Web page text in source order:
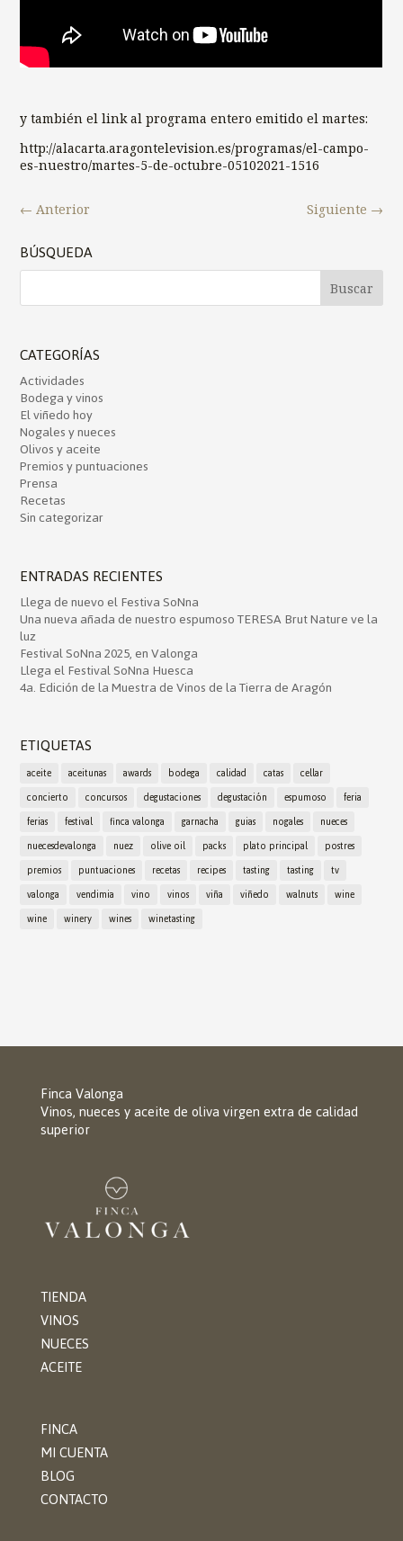
y también el link al programa entero emitido el martes:
http://alacarta.aragontelevision.es/programas/el-campo-
es-nuestro/martes-5-de-octubre-05102021-1516
← Anterior Siguiente →
BÚSQUEDA
CATEGORÍAS
Actividades
Bodega y vinos
El viñedo hoy
Nogales y nueces
Olivos y aceite
Premios y puntuaciones
Prensa
Recetas
Sin categorizar
ENTRADAS RECIENTES
Llega de nuevo el Festiva SoNna
Una nueva añada de nuestro espumoso TERESA Brut Nature ve la
luz
Festival SoNna 2025, en Valonga
Llega el Festival SoNna Huesca
4a. Edición de la Muestra de Vinos de la Tierra de Aragón
ETIQUETAS
aceite aceitunas awards bodega calidad catas
cellar
concierto
concursos degustaciones degustación espumoso
feria
ferias
festival finca valonga garnacha guias nogales
nueces
nuecesdevalonga
nuez olive oil packs plato principal
postres
premios
puntuaciones recetas recipes tasting tasting
tv
valonga
vendimia vino vinos viña viñedo walnuts
wine
wine
winery wines winetasting
Finca Valonga
Vinos, nueces y aceite de oliva virgen extra de calidad
superior
TIENDA
VINOS
NUECES
ACEITE
FINCA
MI CUENTA
BLOG
CONTACTO